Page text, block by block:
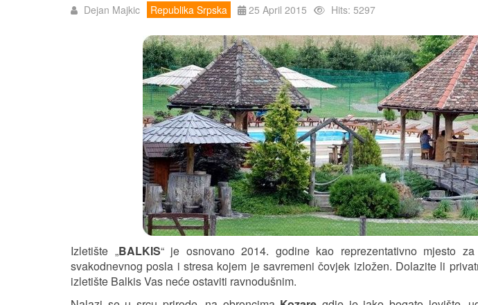
Dejan Majkic Republika Srpska 25 April 2015 Hits: 5297
Izletište „BALKIS“ je osnovano 2014. godine kao reprezentativno mjesto
svakodnevnog posla i stresa kojem je savremeni čovjek izložen. Dolazite li
izletište Balkis Vas neće ostaviti ravnodušnim.